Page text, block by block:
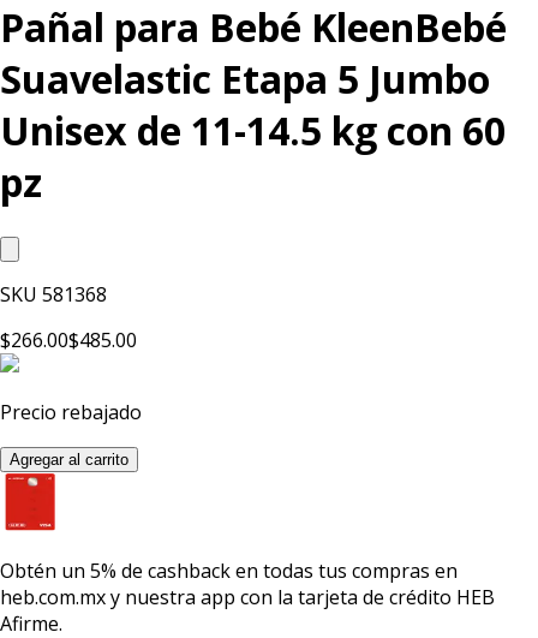
Pañal para Bebé KleenBebé
Suavelastic Etapa 5 Jumbo
Unisex de 11-14.5 kg con 60
pz
SKU 581368
$266.00$485.00
Precio rebajado
Agregar al carrito
Obtén un 5% de cashbacken todas tus compras en
heb.com.mx y nuestra app con la tarjeta de crédito HEB
Afirme.